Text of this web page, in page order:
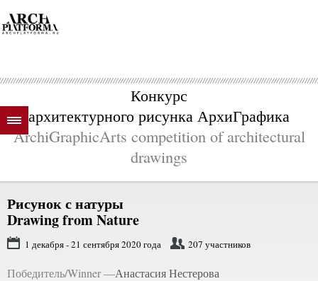
Конкурс
архитектурного рисунка АрхиГрафика
ArchiGraphicArts competition of architectural
drawings
Рисунок с натуры
Drawing from Nature
1 декабря - 21 сентября 2020 года 207 участников
Победитель/Winner —Анастасия Нестерова